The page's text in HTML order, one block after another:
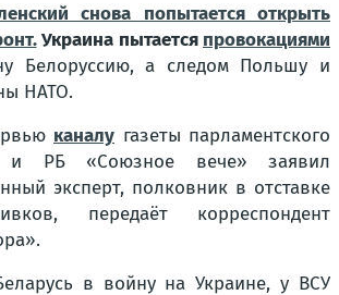
снова попытается открыть
Украина пытается провокациями
Белоруссию, а следом Польшу и
НАТО.
каналу газеты парламентского
и РБ «Союзное вече» заявил
эксперт, полковник в отставке
передаёт корреспондент
в войну на Украине, у ВСУ